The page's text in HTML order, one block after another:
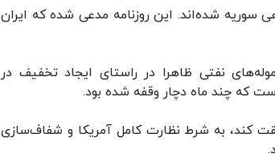
۱۲، سه نفت‌کش از ایران راهی سوریه شده‌اند. این روزنامه مدعی شده که ایران
نفتی ظاهرا در راستای ایجاد تخفیف در
که چند ماه دچار وقفه شده بود.
این نفت موافقت کند، به شرط نظارت کامل آمریکا و شفاف‌سازی